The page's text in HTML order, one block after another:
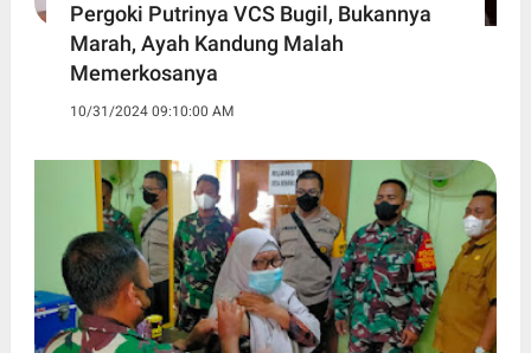
Pergoki Putrinya VCS Bugil, Bukannya
Marah, Ayah Kandung Malah
Memerkosanya
10/31/2024 09:10:00 AM